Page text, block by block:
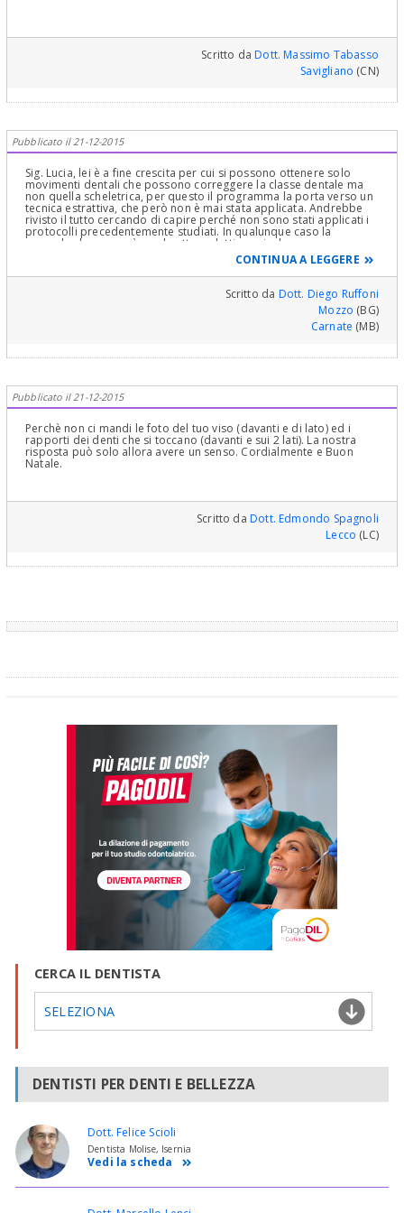
capiscano che non si può fare Diagnosi via Web! Le consiglio
quindi, visto che è di Milano, di rivolgersi al Dottor Edmondo
Spagnoli che ha uno Studio a Lecco ma anche a Milano ed è un
Consulente Scientifico come lo sono io, di validissima Cultura e
da Lei amato invisalign)! più di questo non posso fare :) Auguri per
collega adatto..
Scritto daDott. Massimo Tabasso
Savigliano (CN)
Pubblicato il 21-12-2015
Sig. Lucia, lei è a fine crescita per cui si possono ottenere solo
movimenti dentali che possono correggere la classe dentale ma
non quella scheletrica, per questo il programma la porta verso un
tecnica estrattiva, che però non è mai stata applicata. Andrebbe
rivisto il tutto cercando di capire perché non sono stati applicati i
protocolli precedentemente studiati. In qualunque caso la
seconda classe non è una brutta malattia pericolosa e senza
possibilità economiche, forse sarebbe meglio conservare quello
CONTINUA A LEGGERE
Scritto da Dott. Diego Ruffoni
Mozzo (BG)
Carnate (MB)
Pubblicato il 21-12-2015
Perchè non ci mandi le foto del tuo viso (davanti e di lato) ed i
rapporti dei denti che si toccano (davanti e sui 2 lati). La nostra
risposta può solo allora avere un senso. Cordialmente e Buon
Natale.
Scritto daDott. Edmondo Spagnoli
Lecco (LC)
CERCA IL DENTISTA
SELEZIONA
DENTISTI PER DENTI E BELLEZZA
Dott. Felice Scioli
Dentista Molise, Isernia
Vedi la scheda